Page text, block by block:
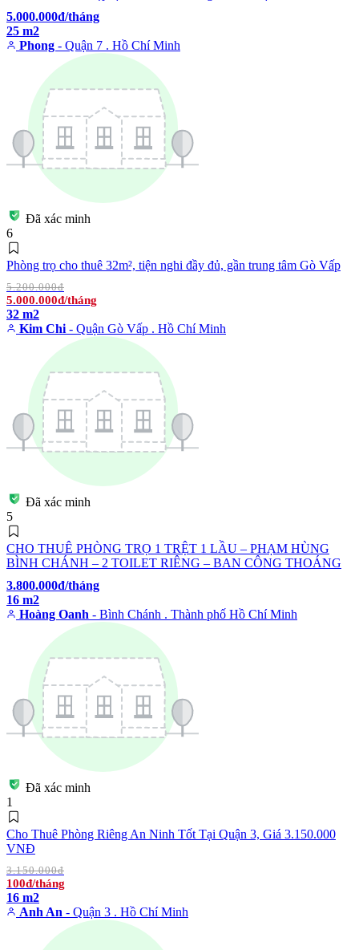
5.000.000đ/tháng
25 m2
Phong - Quận 7 . Hồ Chí Minh
Đã xác minh
6
Phòng trọ cho thuê 32m², tiện nghi đầy đủ, gần trung tâm Gò Vấp
5.200.000đ
5.000.000đ/tháng
32 m2
Kim Chi- Quận Gò Vấp . Hồ Chí Minh
Đã xác minh
5
CHO THUÊ PHÒNG TRỌ 1 TRỆT 1 LẦU – PHẠM HÙNG
BÌNH CHÁNH – 2 TOILET RIÊNG – BAN CÔNG THOÁNG
3.800.000đ/tháng
16 m2
Hoàng Oanh - Bình Chánh . Thành phố Hồ Chí Minh
Đã xác minh
1
Cho Thuê Phòng Riêng An Ninh Tốt Tại Quận 3, Giá 3.150.000
VNĐ
3.150.000đ
100đ/tháng
16 m2
Anh An - Quận 3 . Hồ Chí Minh